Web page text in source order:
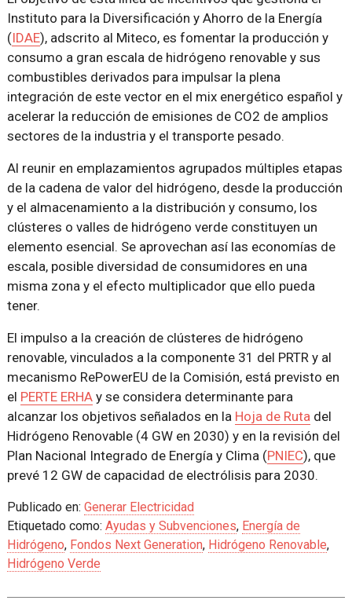
Instituto para la Diversificación y Ahorro de la Energía
(IDAE), adscrito al Miteco, es fomentar la producción y
consumo a gran escala de hidrógeno renovable y sus
combustibles derivados para impulsar la plena
integración de este vector en el mix energético español y
acelerar la reducción de emisiones de CO2 de amplios
sectores de la industria y el transporte pesado.
Al reunir en emplazamientos agrupados múltiples etapas
de la cadena de valor del hidrógeno, desde la producción
y el almacenamiento a la distribución y consumo, los
clústeres o valles de hidrógeno verde constituyen un
elemento esencial. Se aprovechan así las economías de
escala, posible diversidad de consumidores en una
misma zona y el efecto multiplicador que ello pueda
tener.
El impulso a la creación de clústeres de hidrógeno
renovable, vinculados a la componente 31 del PRTR y al
mecanismo RePowerEU de la Comisión, está previsto en
el PERTE ERHAy se considera determinante para
alcanzar los objetivos señalados en la Hoja de Rutadel
Hidrógeno Renovable (4 GW en 2030) y en la revisión del
Plan Nacional Integrado de Energía y Clima (PNIEC), que
prevé 12 GW de capacidad de electrólisis para 2030.
Publicado en: Generar Electricidad
Etiquetado como: Ayudas y Subvenciones, Energía de
Hidrógeno, Fondos Next Generation, Hidrógeno Renovable,
Hidrógeno Verde